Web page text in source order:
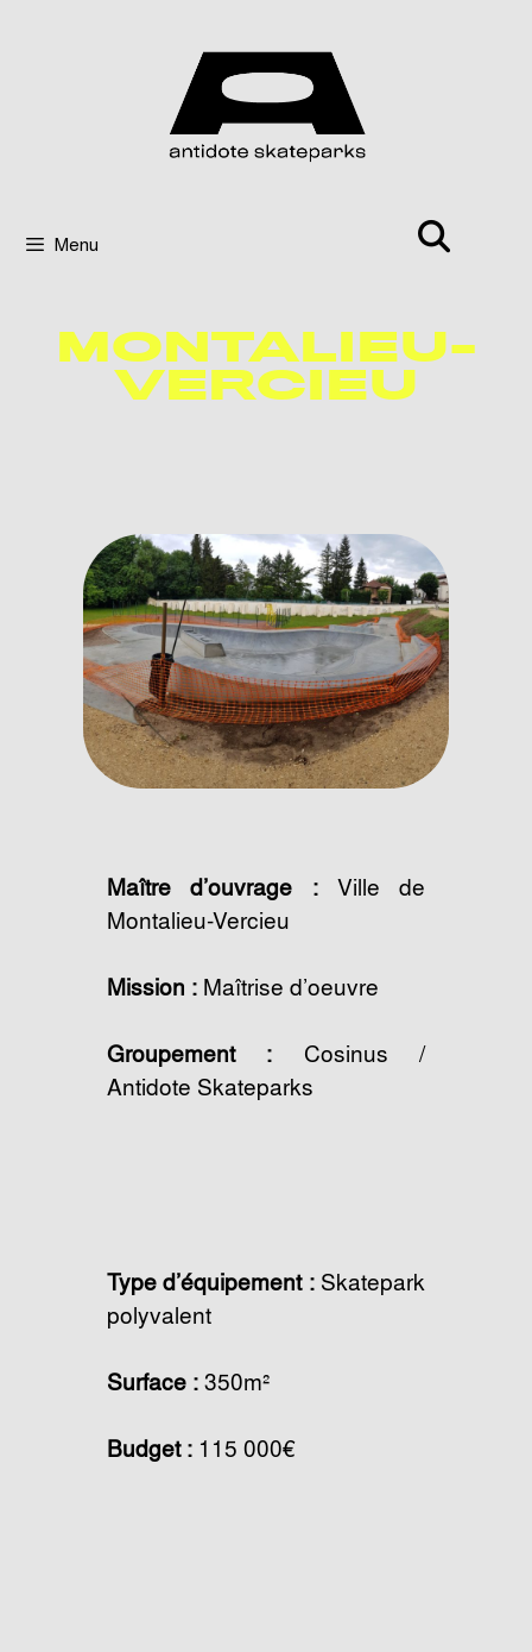
Menu
MONTALIEU-
VERCIEU
Maître d’ouvrage :Ville de
Montalieu-Vercieu
Mission : Maîtrise d’oeuvre
Groupement : Cosinus /
Antidote Skateparks
Type d’équipement :Skatepark
polyvalent
Surface :350m²
Budget : 115 000€